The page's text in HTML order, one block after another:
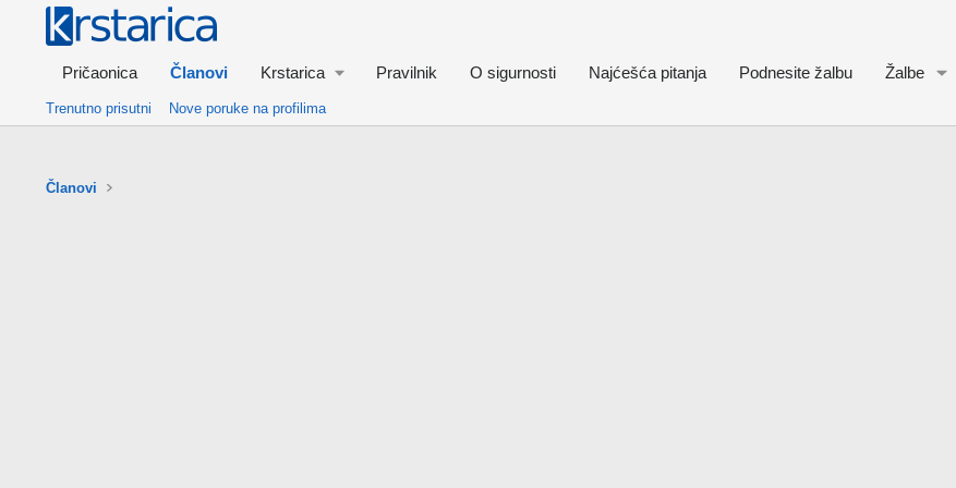
Pričaonica Članovi Krstarica Pravilnik O sigurnosti Najćešća pitanja Podnesite žalbu Žalbe
Trenutno prisutni Nove poruke na profilima
Članovi